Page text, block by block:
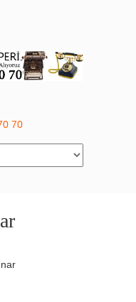
70